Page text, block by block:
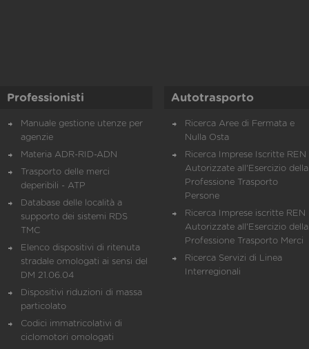
Professionisti
Manuale gestione utenze per
agenzie
Materia ADR-RID-ADN
Trasporto delle merci
deperibili - ATP
Database delle località a
supporto dei sistemi RDS
TMC
Elenco dispositivi di ritenuta
stradale omologati ai sensi del
DM 21.06.04
Dispositivi riduzioni di massa
particolato
Codici immatricolativi di
ciclomotori omologati
Autotrasporto
Ricerca Aree di Fermata e
Nulla Osta
Ricerca Imprese Iscritte REN
Autorizzate all'Esercizio della
Professione Trasporto
Persone
Ricerca Imprese iscritte REN
Autorizzate all'Esercizio della
Professione Trasporto Merci
Ricerca Servizi di Linea
Interregionali